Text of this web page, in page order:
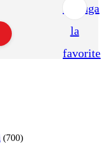
Adauga
la
favorite
(700)